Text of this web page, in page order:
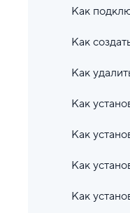
Как
Как
Как
Как